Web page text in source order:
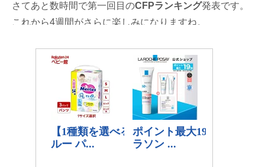
さてあと数時間で第一回目のCFPランキング発表です。
これから4週間がさらに楽しみになりますね。